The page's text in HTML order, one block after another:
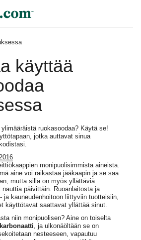
käyttää
ruokasoodaa? Käytä se!
jotka auttavat sinua
monipuolisimmista aineista.
aine voi raikastaa jääkaapin ja se saa
mutta sillä on myös yllättäviä
päivittäin. Ruoanlaitosta ja
ja kauneudenhoitoon liittyviin tuotteisiin,
käyttötavat saattavat yllättää sinut.
niin monipuolisen? Aine on toiselta
, ja ulkonäöltään se on
nesteeseen, vapautuu